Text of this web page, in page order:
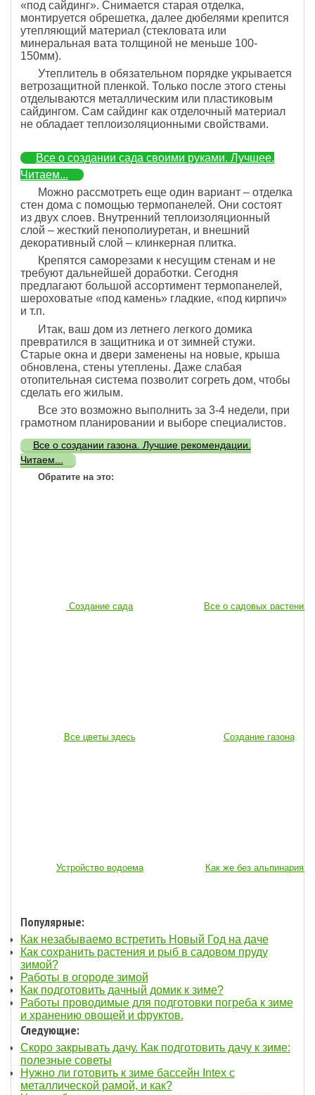
«под сайдинг». Снимается старая отделка,
монтируется обрешетка, далее дюбелями крепится
утепляющий материал (стекловата или
минеральная вата толщиной не меньше 100-
150мм).
Утеплитель в обязательном порядке укрывается
ветрозащитной пленкой. Только после этого стены
отделываются металлическим или пластиковым
сайдингом. Сам сайдинг как отделочный материал
не обладает теплоизоляционными свойствами.
Все о создании сада своими руками. Лучшее.
Читаем...
Можно рассмотреть еще один вариант – отделка
стен дома с помощью термопанелей. Они состоят
из двух слоев. Внутренний теплоизоляционный
слой – жесткий пенополиуретан, и внешний
декоративный слой – клинкерная плитка.
Крепятся саморезами к несущим стенам и не
требуют дальнейшей доработки. Сегодня
предлагают большой ассортимент термопанелей,
шероховатые «под камень» гладкие, «под кирпич»
и т.п.
Итак, ваш дом из летнего легкого домика
превратился в защитника и от зимней стужи.
Старые окна и двери заменены на новые, крыша
обновлена, стены утеплены. Даже слабая
отопительная система позволит согреть дом, чтобы
сделать его жилым.
Все это возможно выполнить за 3-4 недели, при
грамотном планировании и выборе специалистов.
Все о создании газона. Лучшие рекомендации.
Читаем...
Обратите на это:
Создание сада Все о садовых растениях
Все цветы здесь Создание газона
Устройство водоема Как же без альпинария...
Популярные:
Как незабываемо встретить Новый Год на даче
Как сохранить растения и рыб в садовом пруду
зимой?
Работы в огороде зимой
Как подготовить дачный домик к зиме?
Работы проводимые для подготовки погреба к зиме
и хранению овощей и фруктов.
Следующие:
Скоро закрывать дачу. Как подготовить дачу к зиме:
полезные советы
Нужно ли готовить к зиме бассейн Intex с
металлической рамой, и как?